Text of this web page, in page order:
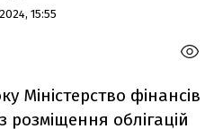
15:55
Міністерство фінансів
розміщення облігацій